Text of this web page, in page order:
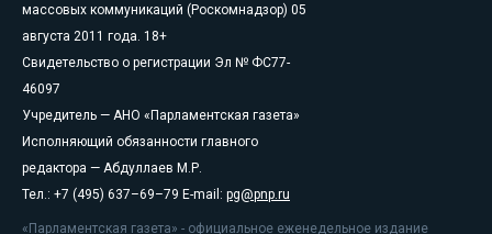
массовых коммуникаций (Роскомнадзор) 05
августа 2011 года. 18+
Свидетельство о регистрации Эл № ФС77-
46097
Учредитель — АНО «Парламентская газета»
Исполняющий обязанности главного
редактора — Абдуллаев М.Р.
Тел.: +7 (495) 637–69–79 E-mail: pg@pnp.ru
«Парламентская газета» - официальное еженедельное издание